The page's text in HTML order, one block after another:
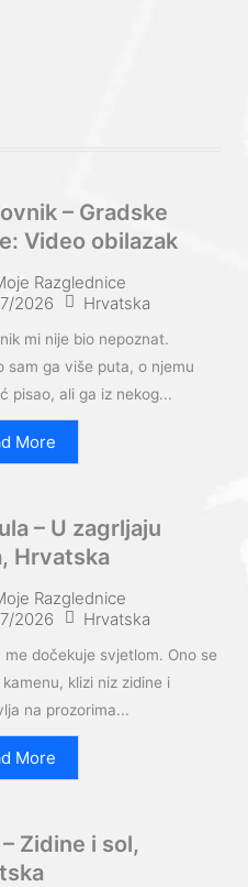
– Gradske
Video obilazak
Razglednice
2026
Hrvatska
mi nije bio nepoznat.
sam ga više puta, o njemu
pisao, ali ga iz nekog...
More
– U zagrljaju
Hrvatska
Razglednice
2026
Hrvatska
me dočekuje svjetlom. Ono se
kamenu, klizi niz zidine i
na prozorima...
More
Zidine i sol,